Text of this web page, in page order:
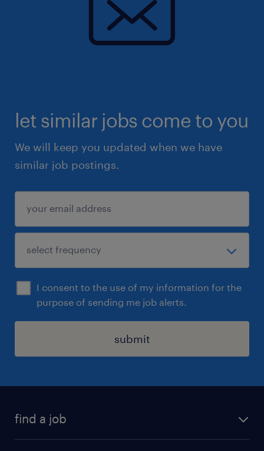
let similar jobs come to you
We will keep you updated when we have
similar job postings.
I consent to the use of my information for the
purpose of sending me job alerts.
submit
find a job